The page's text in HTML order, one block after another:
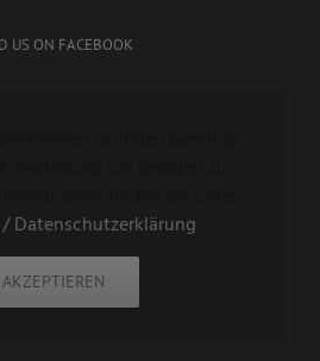
US ON FACEBOOK
Datenschutzerklärung
AKZEPTIEREN